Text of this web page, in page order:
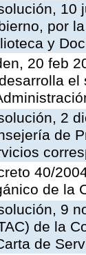
10
por
y
20 feb
el
2
de
40/
de la
9
de la
de